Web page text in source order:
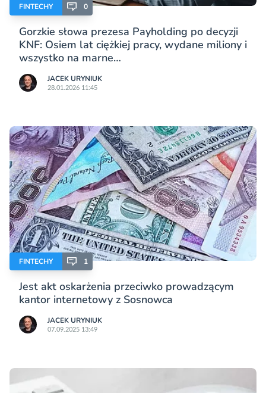
FINTECHY 0
Gorzkie słowa prezesa Payholding po decyzji
KNF: Osiem lat ciężkiej pracy, wydane miliony i
wszystko na marne…
JACEK URYNIUK
28.01.2026 11:45
FINTECHY 1
Jest akt oskarżenia przeciwko prowadzącym
kantor internetowy z Sosnowca
JACEK URYNIUK
07.09.2025 13:49